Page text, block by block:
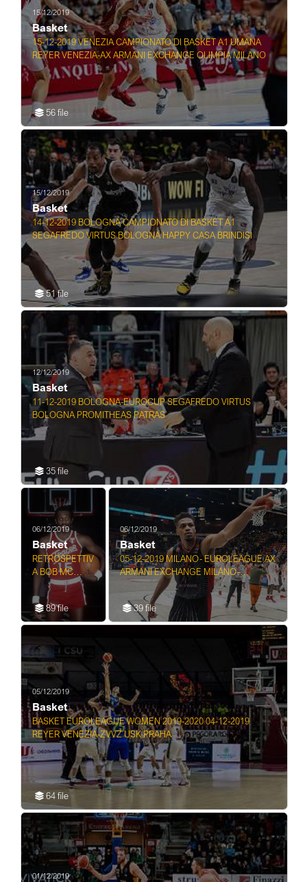
15/12/2019
Basket
15-12-2019 VENEZIA CAMPIONATO DI BASKET A1 UMANA
REYER VENEZIA-AX ARMANI EXCHANGE OLIMPIA MILANO
56 file
15/12/2019
Basket
14-12-2019 BOLOGNA CAMPIONATO DI BASKET A1
SEGAFREDO VIRTUS BOLOGNA HAPPY CASA BRINDISI
51 file
12/12/2019
Basket
11-12-2019 BOLOGNA-EUROCUP SEGAFREDO VIRTUS
BOLOGNA PROMITHEAS PATRAS
35 file
06/12/2019
Basket
RETROSPETTIV
A BOB MC
ADOO
GIOCATORE
BASKET
89 file
06/12/2019
Basket
05-12-2019 MILANO- EUROLEAGUE AX
ARMANI EXCHANGE MILANO-
CRVENAZVEZDA MST BELGRADO
39 file
05/12/2019
Basket
BASKET EUROLEAGUE WOMEN 2019-2020 04-12-2019
REYER VENEZIA-ZVVZ USK PRAHA
64 file
01/12/2019